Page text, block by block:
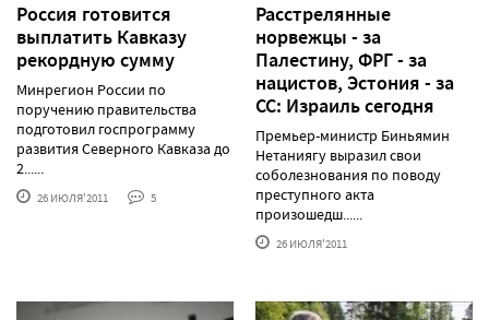
Россия готовится
выплатить Кавказу
рекордную сумму
Минрегион России по
поручению правительства
подготовил госпрограмму
развития Северного Кавказа до
2......
26 ИЮЛЯ'2011 5
Расстрелянные
норвежцы - за
Палестину, ФРГ - за
нацистов, Эстония - за
СС: Израиль сегодня
Премьер-министр Биньямин
Нетаниягу выразил свои
соболезнования по поводу
преступного акта
произошедш......
26 ИЮЛЯ'2011